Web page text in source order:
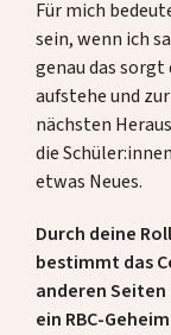
Für mich
sein, wenn ich
genau das sorgt
aufstehe und
nächsten
die
etwas Neues.
Durch deine
bestimmt das
anderen Seiten
ein RBC-